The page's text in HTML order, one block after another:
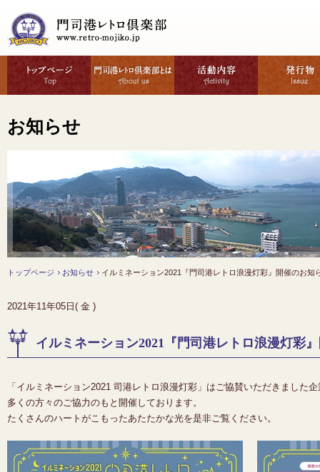
お知らせ
トップページ お知らせ イルミネーション2021『門司港レトロ浪漫灯彩』開催のお知
2021年11年05日( 金 )
イルミネーション2021『門司港レトロ浪漫灯彩
「イルミネーション2021 司港レトロ浪漫灯彩」はご協賛いただきました
多くの方々のご協力のもと開催しております。
たくさんのハートがこもったあたたかな光を是非ご覧ください。